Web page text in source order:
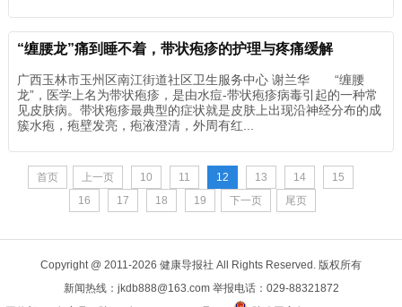
“缠腰龙”痛到睡不着，带状疱疹的护理与疼痛缓解
广西玉林市玉州区南江街道社区卫生服务中心 谢兰华 “缠腰
龙”，医学上名为带状疱疹，是由水痘-带状疱疹病毒引起的一种常
见皮肤病。带状疱疹最典型的症状就是皮肤上出现沿神经分布的成
簇水疱，疱壁发亮，疱液澄清，外周有红...
首页 上一页 10 11 12 13 14
15
16
17 18 19 下一页 尾页
Copyright @ 2011-2026 健康导报社 All Rights Reserved. 版权所有
新闻热线：jkdb888@163.com 举报电话：029-88321872